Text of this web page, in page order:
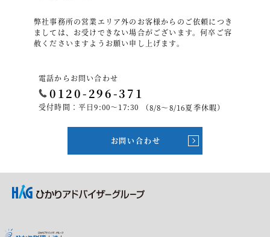
弊社事務所の営業エリア外のお客様からのご依頼につき
ましては、お受けできない場合がございます。何卒ご容
赦くださいますようお願い申し上げます。
電話からお問い合わせ
0120-296-371
受付時間：平日9:00～17:30 （8/8～8/16夏季休暇）
お問い合わせ